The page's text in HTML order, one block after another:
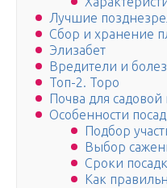
Лучшие
Сбор и хранение
Элизабет
Вредители и
Топ-2. Торо
Почва для садовой
Особенности
Подбор
Выбор
Сроки
Как